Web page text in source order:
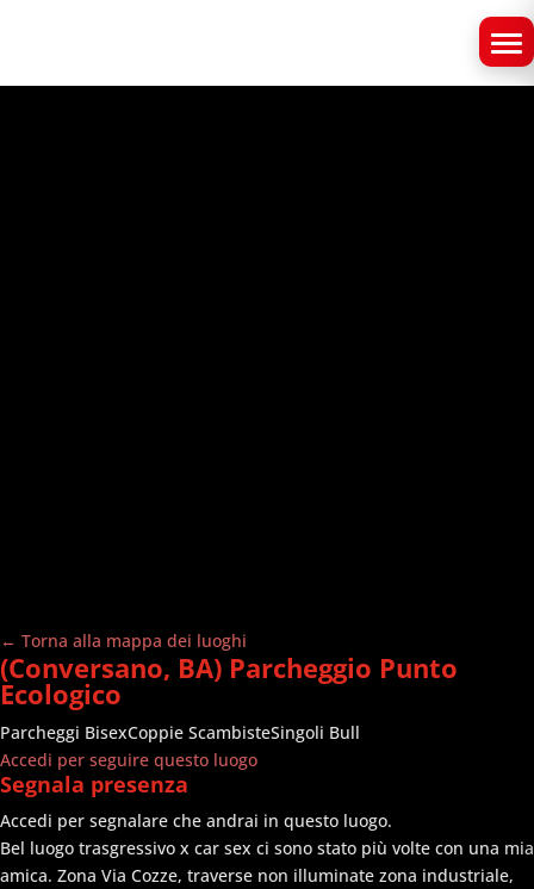
← Torna alla mappa dei luoghi
(Conversano, BA) Parcheggio Punto
Ecologico
Parcheggi BisexCoppie ScambisteSingoli Bull
Accedi per seguire questo luogo
Segnala presenza
Accedi per segnalare che andrai in questo luogo.
Bel luogo trasgressivo x car sex ci sono stato più volte con una mia
amica. Zona Via Cozze, traverse non illuminate zona industriale,